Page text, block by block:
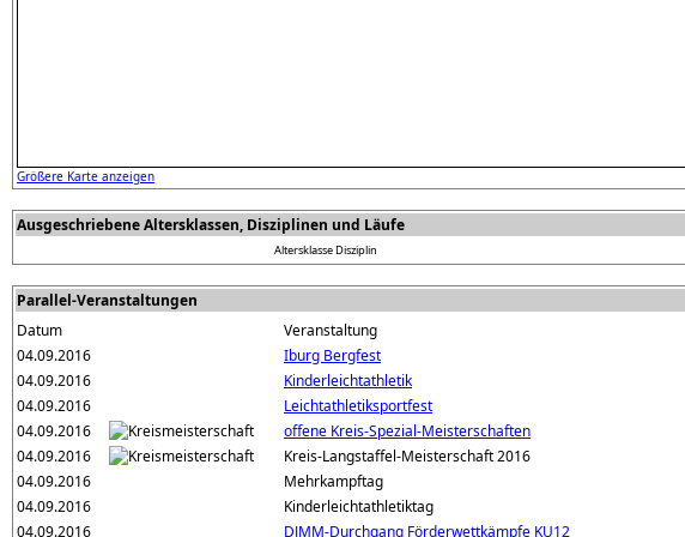
Größere Karte anzeigen
Ausgeschriebene Altersklassen, Disziplinen und Läufe
AltersklasseDisziplin
Parallel-Veranstaltungen
Datum
Veranstaltung
04.09.2016
Iburg Bergfest
04.09.2016
Kinderleichtathletik
04.09.2016
Leichtathletiksportfest
04.09.2016
offene Kreis-Spezial-Meisterschaften
04.09.2016
Kreis-Langstaffel-Meisterschaft 2016
04.09.2016
Mehrkampftag
04.09.2016
Kinderleichtathletiktag
04.09.2016
DJMM-Durchgang Förderwettkämpfe KU12